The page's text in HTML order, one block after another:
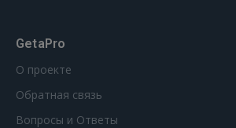
GetaPro
О проекте
Обратная связь
Вопросы и Ответы